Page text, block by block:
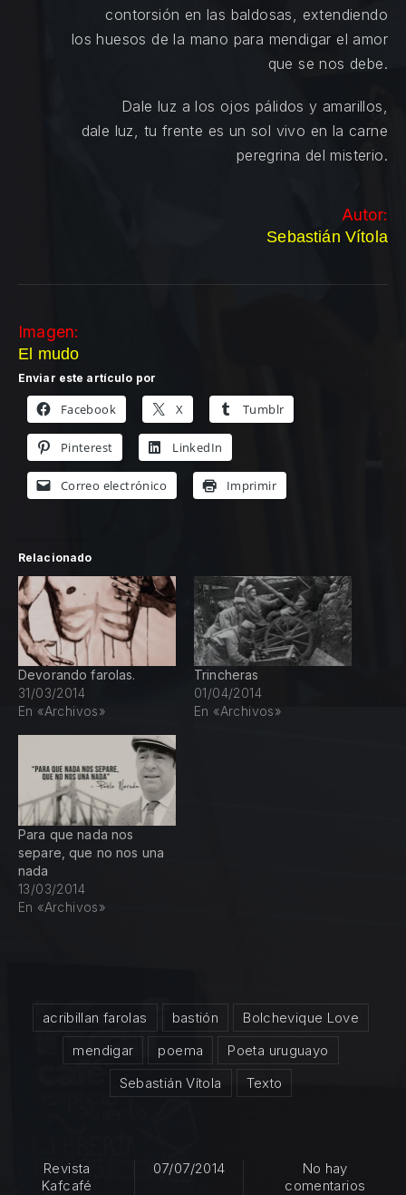
contorsión en las baldosas, extendiendo
los huesos de la mano para mendigar el amor
que se nos debe.
Dale luz a los ojos pálidos y amarillos,
dale luz, tu frente es un sol vivo en la carne
peregrina del misterio.
Autor:
Sebastián Vítola
Imagen:
El mudo
Enviar este artículo por
Facebook X Tumblr
Pinterest LinkedIn
Correo electrónico Imprimir
Relacionado
Devorando farolas.
31/03/2014
En «Archivos»
Trincheras
01/04/2014
En «Archivos»
Para que nada nos
separe, que no nos una
nada
13/03/2014
En «Archivos»
acribillan farolas bastión
Bolchevique Love
mendigar
poema
Poeta uruguayo
Sebastián Vítola
Texto
Revista
Kafcafé
07/07/2014
No hay
comentarios